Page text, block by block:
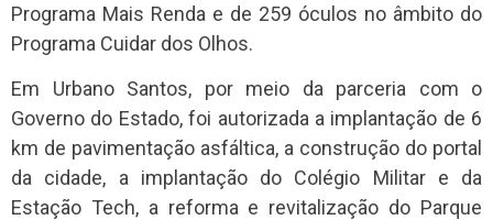
Programa Mais Renda e de 259 óculos no âmbito do
Programa Cuidar dos Olhos.
Em Urbano Santos, por meio da parceria com o
Governo do Estado, foi autorizada a implantação de 6
km de pavimentação asfáltica, a construção do portal
da cidade, a implantação do Colégio Militar e da
Estação Tech, a reforma e revitalização do Parque